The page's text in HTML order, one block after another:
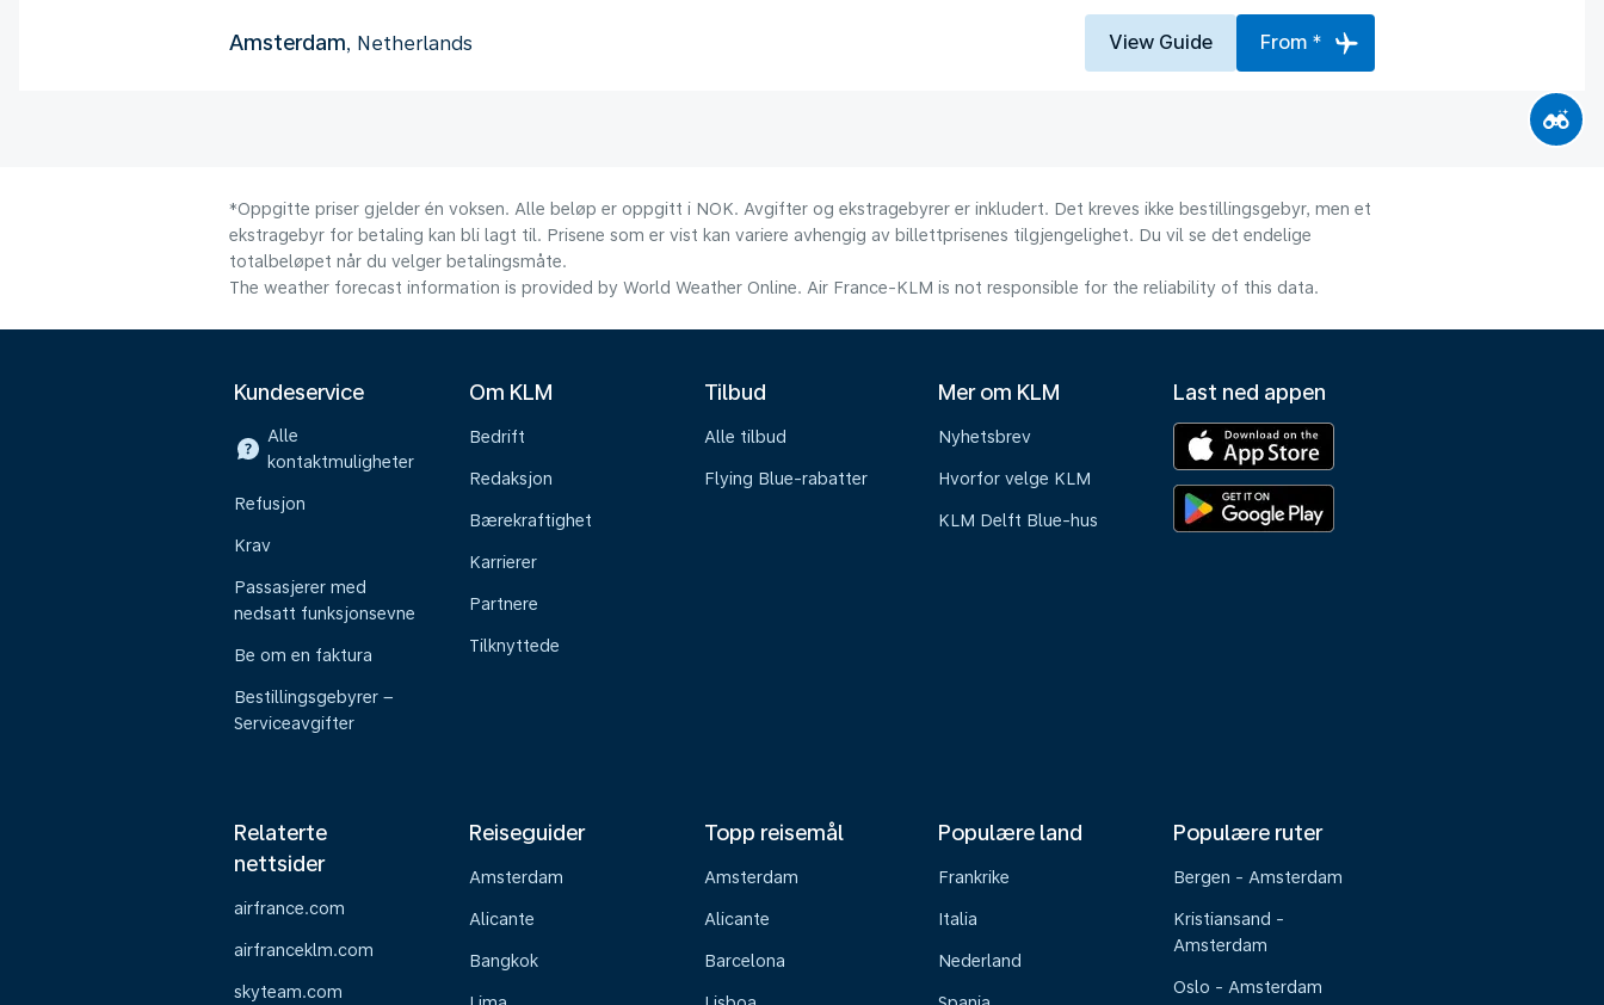
Amsterdam, Netherlands View Guide From *
*Oppgitte priser gjelder én voksen. Alle beløp er oppgitt i NOK. Avgifter og ekstragebyrer er inkludert. Det kreves ikke bestillingsgebyr, men et
ekstragebyr for betaling kan bli lagt til. Prisene som er vist kan variere avhengig av billettprisenes tilgjengelighet. Du vil se det endelige
totalbeløpet når du velger betalingsmåte.
The weather forecast information is provided by World Weather Online. Air France-KLM is not responsible for the reliability of this data.
Kundeservice
Alle
kontaktmuligheter
Refusjon
Krav
Passasjerer med
nedsatt funksjonsevne
Be om en faktura
Bestillingsgebyrer –
Serviceavgifter
Om KLM
Bedrift
Redaksjon
Bærekraftighet
Karrierer
Partnere
Tilknyttede
Tilbud
Alle tilbud
Flying Blue-rabatter
Mer om KLM
Nyhetsbrev
Hvorfor velge KLM
KLM Delft Blue-hus
Last ned appen
Relaterte
nettsider
airfrance.com
airfranceklm.com
skyteam.com
Reiseguider
Amsterdam
Alicante
Bangkok
Topp reisemål
Amsterdam
Alicante
Barcelona
Populære land
Frankrike
Italia
Nederland
Populære ruter
Bergen - Amsterdam
Kristiansand -
Amsterdam
Oslo - Amsterdam